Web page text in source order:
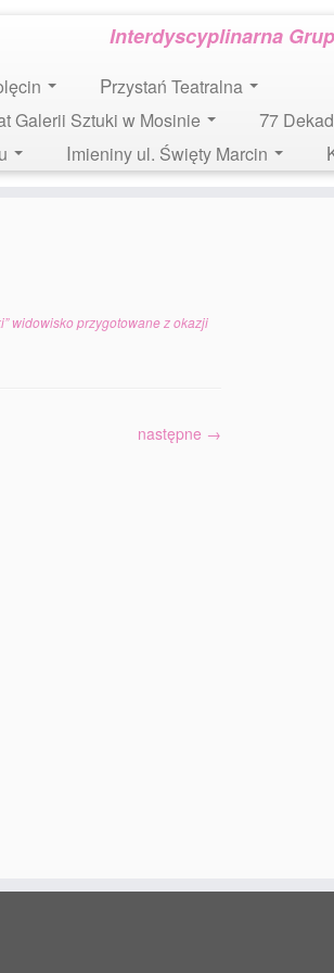
Interdyscyplinarna
Przystań Teatralna
Galerii Sztuki w Mosinie
77
Imieniny ul. Święty Marcin
widowisko przygotowane z okazji
następne →